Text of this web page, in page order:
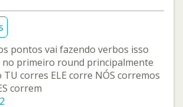
pontos vai fazendo verbos isso
primeiro round principalmente
TU corres ELE corre NÓS corremos
correm